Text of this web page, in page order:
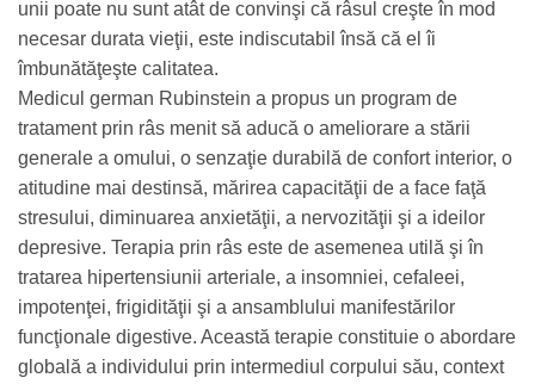
unii poate nu sunt atât de convinşi că râsul creşte în mod
necesar durata vieţii, este indiscutabil însă că el îi
îmbunătăţeşte calitatea.
Medicul german Rubinstein a propus un program de
tratament prin râs menit să aducă o ameliorare a stării
generale a omului, o senzaţie durabilă de confort interior, o
atitudine mai destinsă, mărirea capacităţii de a face faţă
stresului, diminuarea anxietăţii, a nervozităţii şi a ideilor
depresive. Terapia prin râs este de asemenea utilă şi în
tratarea hipertensiunii arteriale, a insomniei, cefaleei,
impotenţei, frigidităţii şi a ansamblului manifestărilor
funcţionale digestive. Această terapie constituie o abordare
globală a individului prin intermediul corpului său, context